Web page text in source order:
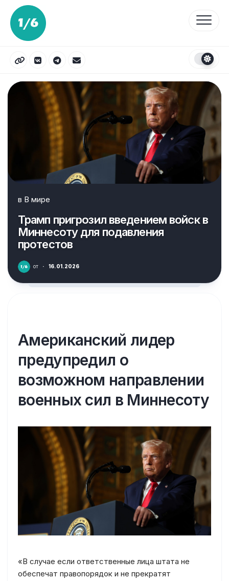
Перейти
содержанию
в В мире
Трамп пригрозил введением войск в
Миннесоту для подавления
протестов
от · 16.01.2026
Американский лидер
предупредил о
возможном направлении
военных сил в Миннесоту
«В случае если ответственные лица штата не
обеспечат правопорядок и не прекратят